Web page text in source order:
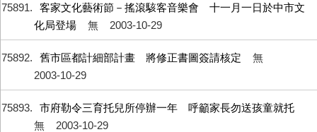
75891
客家文化藝術節－搖滾駭客音樂會 十一月一日於中市文
化局登場
無 2003-10-29
75892 舊市區都計細部計畫 將修正書圖簽請核定
無
2003-10-29
75893
市府勒令三育托兒所停辦一年 呼籲家長勿送孩童就托
無
2003-10-29